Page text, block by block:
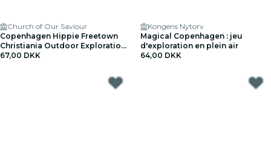
Church of Our Saviour
Copenhagen Hippie Freetown
Christiania Outdoor Exploration
Game
67,00 DKK
Kongens Nytorv
Magical Copenhagen : jeu
d'exploration en plein air
64,00 DKK